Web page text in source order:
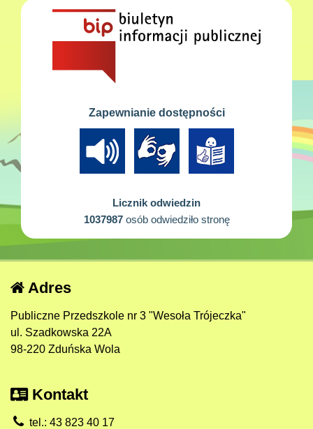
Zapewnianie dostępności
Licznik odwiedzin
1037987osób odwiedziło stronę
Adres
Publiczne Przedszkole nr 3 "Wesoła Trójeczka"
ul. Szadkowska 22A
98-220 Zduńska Wola
Kontakt
tel.: 43 823 40 17